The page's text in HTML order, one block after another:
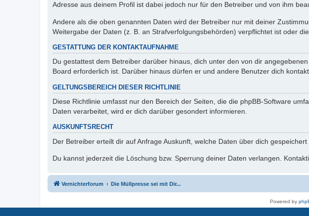
Adresse aus deinem Profil ist dabei jedoch nur für den Betreiber und von ihm
Andere als die oben genannten Daten wird der Betreiber nur mit deiner
Weitergabe der Daten (z. B. an Strafverfolgungsbehörden) verpflichtet ist oder
GESTATTUNG DER KONTAKTAUFNAHME
Du gestattest dem Betreiber darüber hinaus, dich unter den von dir
Board erforderlich ist. Darüber hinaus dürfen er und andere Benutzer dich
GELTUNGSBEREICH DIESER RICHTLINIE
Diese Richtlinie umfasst nur den Bereich der Seiten, die die phpBB-Software
Daten verarbeitet, wird er dich darüber gesondert informieren.
AUSKUNFTSRECHT
Der Betreiber erteilt dir auf Anfrage Auskunft, welche Daten über dich gespeichert
Du kannst jederzeit die Löschung bzw. Sperrung deiner Daten verlangen.
Vernichterforum Die Müllpresse sei mit Dir...
Powered by